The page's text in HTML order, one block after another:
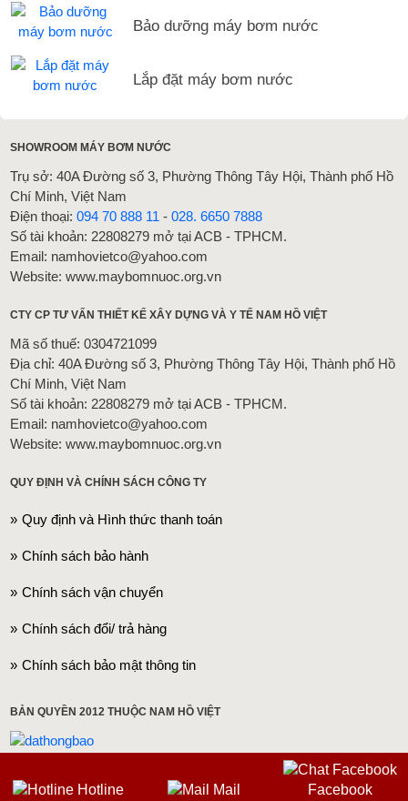
Hotline Mail Facebook
Bảo dưỡng máy bơm nước
Lắp đặt máy bơm nước
SHOWROOM MÁY BƠM NƯỚC
Trụ sở: 40A Đường số 3, Phường Thông Tây Hội, Thành phố Hồ
Chí Minh, Việt Nam
Điện thoại:094 70 888 11 -028. 6650 7888
Số tài khoản: 22808279 mở tại ACB - TPHCM.
Email: namhovietco@yahoo.com
Website: www.maybomnuoc.org.vn
CTY CP TƯ VẤN THIẾT KẾ XÂY DỰNG VÀ Y TẾ NAM HỒ VIỆT
Mã số thuế: 0304721099
Địa chỉ: 40A Đường số 3, Phường Thông Tây Hội, Thành phố Hồ
Chí Minh, Việt Nam
Số tài khoản: 22808279 mở tại ACB - TPHCM.
Email: namhovietco@yahoo.com
Website: www.maybomnuoc.org.vn
QUY ĐỊNH VÀ CHÍNH SÁCH CÔNG TY
Quy định và Hình thức thanh toán
Chính sách bảo hành
Chính sách vận chuyển
Chính sách đổi/ trả hàng
Chính sách bảo mật thông tin
BẢN QUYỀN 2012 THUỘC NAM HỒ VIỆT